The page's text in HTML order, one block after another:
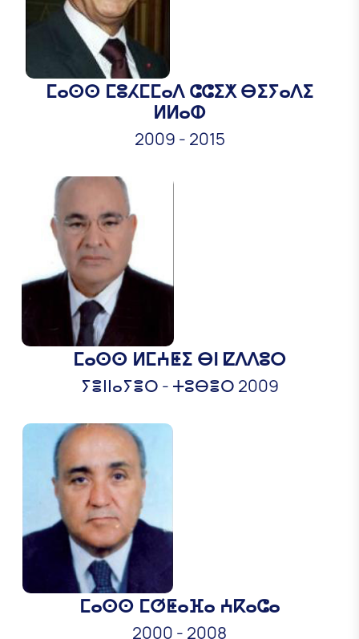
ⵎⴰⵙⵙ ⵎⵓⵃⵎⵎⴰⴷ ⵛⵛⵉⵅ ⴱⵉⵢⴰⴷⵉ
ⵍⵍⴰⵀ
2009 - 2015
ⵎⴰⵙⵙ ⵍⵎⵄⵟⵉ ⴱⵏ ⵇⴷⴷⵓⵔ
ⵢⴻⵏⵏⴰⵢⴻⵔ - ⵜⵓⴱⴻⵔ 2009
ⵎⴰⵙⵙ ⵎⵚⵟⴰⴼⴰ ⵄⴽⴰⵛⴰ
2000 - 2008